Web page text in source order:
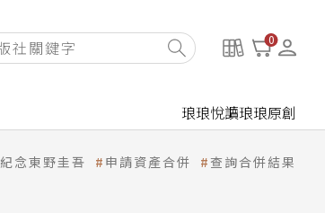
0
琅琅悅讀琅琅原創
紀念東野圭吾 申請資產合併 查詢合併結果